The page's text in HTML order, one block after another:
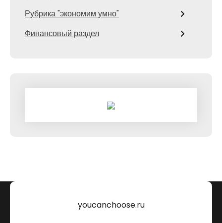
Рубрика "экономим умно"
Финансовый раздел
youcanchoose.ru